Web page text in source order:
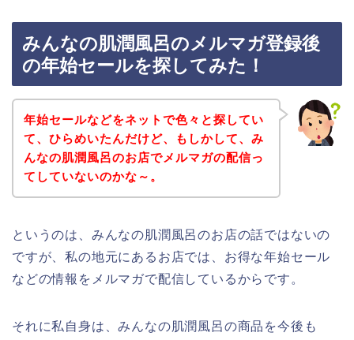
みんなの肌潤風呂のメルマガ登録後
の年始セールを探してみた！
年始セールなどをネットで色々と探してい
て、ひらめいたんだけど、もしかして、み
んなの肌潤風呂のお店でメルマガの配信っ
てしていないのかな～。
というのは、みんなの肌潤風呂のお店の話ではないの
ですが、私の地元にあるお店では、お得な年始セール
などの情報をメルマガで配信しているからです。
それに私自身は、みんなの肌潤風呂の商品を今後も